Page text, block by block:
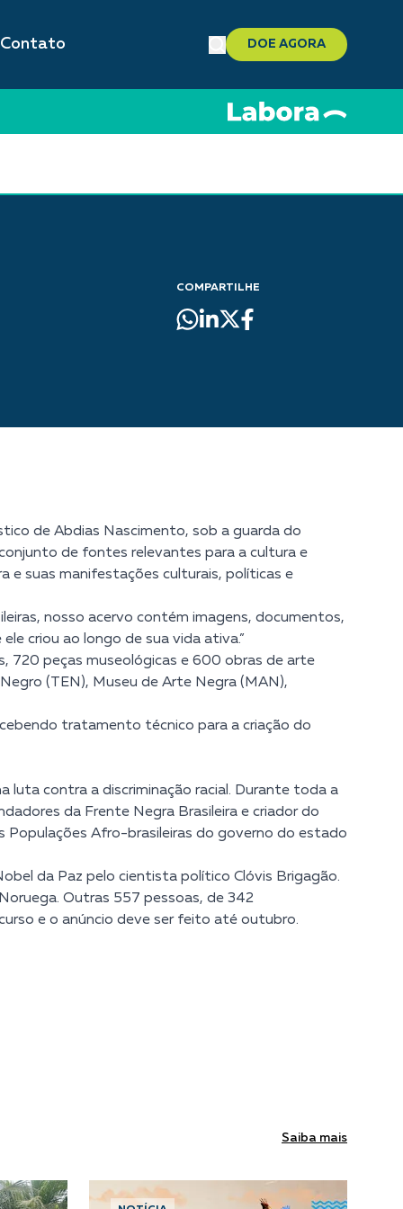
Contato DOE AGORA
COMPARTILHE
de Abdias Nascimento, sob a guarda do
de fontes relevantes para a cultura e
e suas manifestações culturais, políticas e
nosso acervo contém imagens, documentos,
criou ao longo de sua vida ativa.”
720 peças museológicas e 600 obras de arte
(TEN), Museu de Arte Negra (MAN),
tratamento técnico para a criação do
luta contra a discriminação racial. Durante toda a
da Frente Negra Brasileira e criador do
Populações Afro-brasileiras do governo do estado
da Paz pelo cientista político Clóvis Brigagão.
Outras 557 pessoas, de 342
e o anúncio deve ser feito até outubro.
Saiba mais